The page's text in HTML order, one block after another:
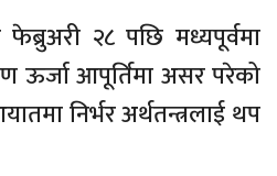
२८ पछि मध्यपूर्वमा
ऊर्जा आपूर्तिमा असर परेको
निर्भर अर्थतन्त्रलाई थप